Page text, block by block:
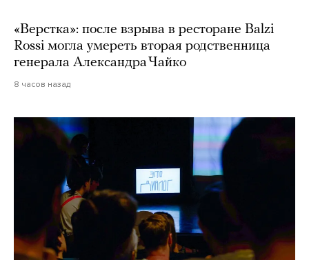
«Верстка»: после взрыва в ресторане Balzi
Rossi могла умереть вторая родственница
генерала Александра Чайко
8 часов назад